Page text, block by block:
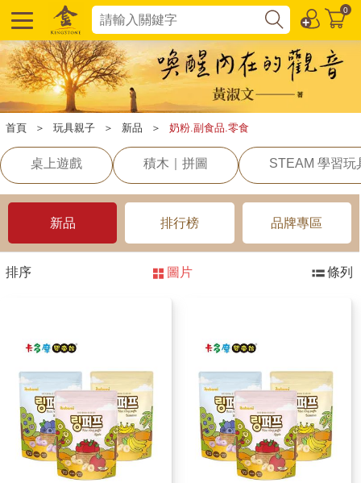
0
首頁 ＞ 玩具親子 ＞ 新品 ＞ 奶粉.副食品.零食
桌上遊戲 積木｜拼圖 STEAM 學習玩
新品 排行榜 品牌專區
排序 圖片 條列